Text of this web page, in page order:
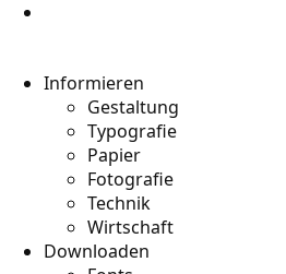
Informieren
Gestaltung
Typografie
Papier
Fotografie
Technik
Wirtschaft
Downloaden